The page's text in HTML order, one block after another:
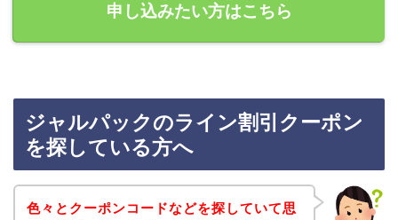
申し込みたい方はこちら
ジャルパックのライン割引クーポン
を探している方へ
色々とクーポンコードなどを探していて思